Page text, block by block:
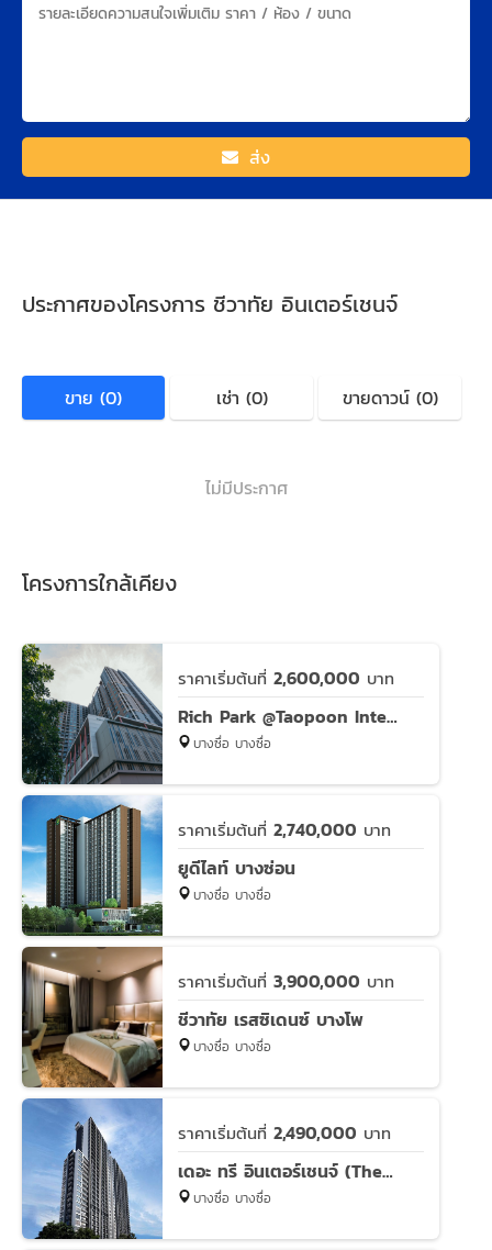
ส่ง
ประกาศของโครงการ ชีวาทัย อินเตอร์เชนจ์
ขาย (0) เช่า (0) ขายดาวน์ (0)
ไม่มีประกาศ
โครงการใกล้เคียง
ราคาเริ่มต้นที่ 2,600,000 บาท
Rich Park @Taopoon Interchange
บางซื่อ บางซื่อ
ราคาเริ่มต้นที่ 2,740,000 บาท
ยูดีไลท์ บางซ่อน
บางซื่อ บางซื่อ
ราคาเริ่มต้นที่ 3,900,000 บาท
ชีวาทัย เรสซิเดนซ์ บางโพ
บางซื่อ บางซื่อ
ราคาเริ่มต้นที่ 2,490,000 บาท
เดอะ ทรี อินเตอร์เชนจ์ (The Tree Interchange)
บางซื่อ บางซื่อ